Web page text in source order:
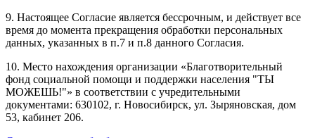
9. Настоящее Согласие является бессрочным, и действует все
время до момента прекращения обработки персональных
данных, указанных в п.7 и п.8 данного Согласия.
10. Место нахождения организации «Благотворительный
фонд социальной помощи и поддержки населения "ТЫ
МОЖЕШЬ!"» в соответствии с учредительными
документами: 630102, г. Новосибирск, ул. Зыряновская, дом
53, кабинет 206.